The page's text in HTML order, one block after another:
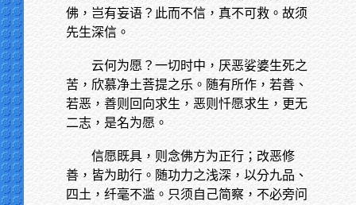
佛，岂有妄语？此而不信，真不可救。故须
先生深信。
云何为愿？一切时中，厌恶娑婆生死之
苦，欣慕净土菩提之乐。随有所作，若善、
若恶，善则回向求生，恶则忏愿求生，更无
二志，是名为愿。
信愿既具，则念佛方为正行；改恶修
善，皆为助行。随功力之浅深，以分九品、
四土，纤毫不滥。只须自己简察，不必旁问